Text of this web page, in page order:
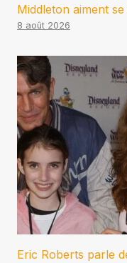
Middleton aiment
8 août 2026
Eric Roberts parle